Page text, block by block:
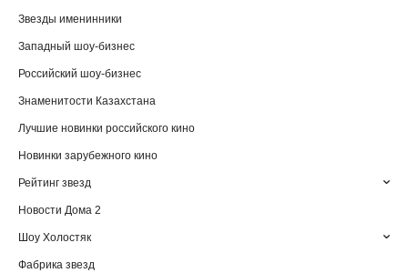
Звезды именинники
Западный шоу-бизнес
Российский шоу-бизнес
Знаменитости Казахстана
Лучшие новинки российского кино
Новинки зарубежного кино
Рейтинг звезд
Новости Дома 2
Шоу Холостяк
Фабрика звезд